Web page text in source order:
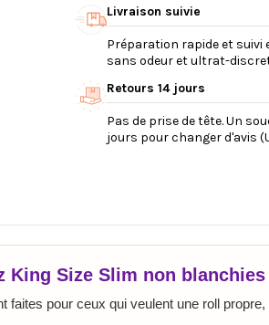
Livraison suivie
Préparation rapide et suivi
sans odeur et ultrat-
Retours 14 jours
Pas de prise de tête. Un
jours pour changer d'avis
King Size Slim non blanchies
faites pour ceux qui veulent une roll